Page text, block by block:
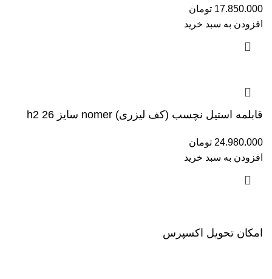
17.850.000 تومان
افزودن به سبد خرید
قابلمه استیل نچسب (کف لیزری) nomer سایز 26 h2
24.980.000 تومان
افزودن به سبد خرید
امکان تحویل اکسپرس